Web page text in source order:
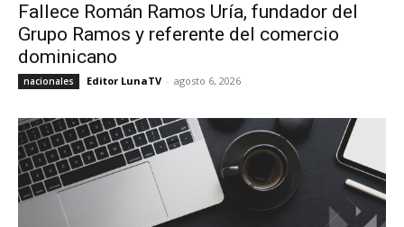
Fallece Román Ramos Uría, fundador del
Grupo Ramos y referente del comercio
dominicano
nacionales Editor LunaTV - agosto 6, 2026